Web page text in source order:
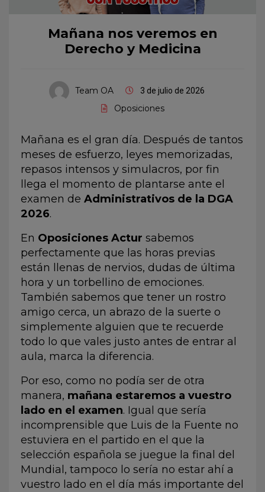
Mañana nos veremos en
Derecho y Medicina
Team OA 3 de julio de 2026
Oposiciones
Mañana es el gran día. Después de tantos
meses de esfuerzo, leyes memorizadas,
repasos intensos y simulacros, por fin
llega el momento de plantarse ante el
examen de Administrativos de la DGA
2026.
En Oposiciones Actur sabemos
perfectamente que las horas previas
están llenas de nervios, dudas de última
hora y un torbellino de emociones.
También sabemos que tener un rostro
amigo cerca, un abrazo de la suerte o
simplemente alguien que te recuerde
todo lo que vales justo antes de entrar al
aula, marca la diferencia.
Por eso, como no podía ser de otra
manera, mañana estaremos a vuestro
lado en el examen. Igual que sería
incomprensible que Luis de la Fuente no
estuviera en el partido en el que la
selección española se juegue la final del
Mundial, tampoco lo sería no estar ahí a
vuestro lado en el día más importante del